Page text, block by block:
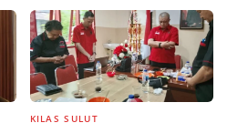
KILAS SULUT